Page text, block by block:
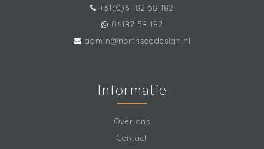
+31(0)6 182 58 182
06182 58 182
admin@northseadesign.nl
Informatie
Over ons
Contact